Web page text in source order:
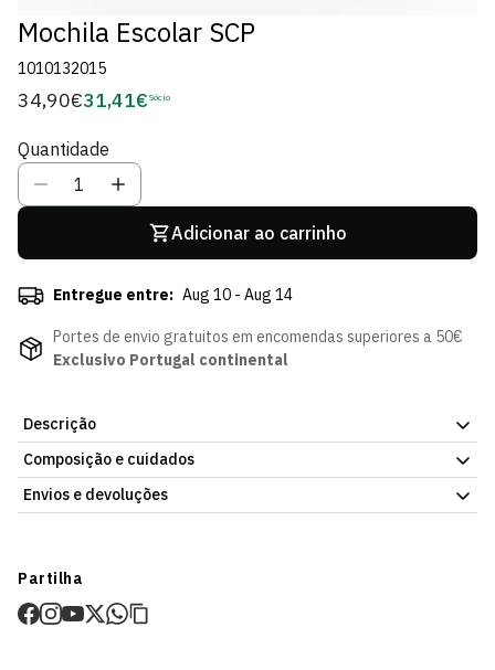
Mochila Escolar SCP
1010132015
Preço
34,90€Preço
Sócio
31,41€ Sócio
Quantidade
Adicionar ao carrinho
Entregue entre: Aug 10 - Aug 14
Portes de envio gratuitos em encomendas superiores a 50€
Exclusivo Portugal continental
Descrição
Perfeita para o regresso às aulas com identidade sportinguista.
A Mochila Escolar SCP combina espaço para os essenciais com o
símbolo do Sporting CP em destaque. Resistente, funcional e
Composição e cuidados
Envios e devoluções
Prazo estimado de entrega varia consoante o destino e método
de envio.
Partilha